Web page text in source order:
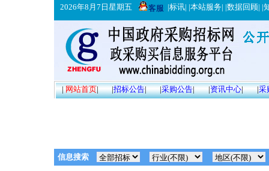
2026年8月7日星期五 客服 |标讯| |本站服务| |数据回顾| |
|网站首页| |招标公告| |采购公告| |资讯中心| |采
信息搜索